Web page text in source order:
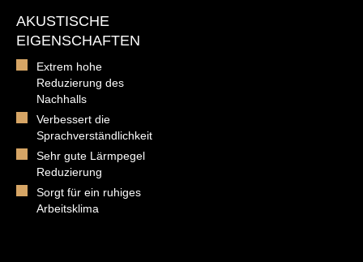
AKUSTISCHE
EIGENSCHAFTEN
Extrem hohe
Reduzierung des
Nachhalls
Verbessert die
Sprachverständlichkeit
Sehr gute Lärmpegel
Reduzierung
Sorgt für ein ruhiges
Arbeitsklima